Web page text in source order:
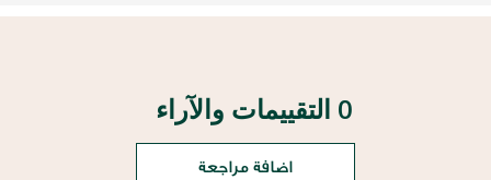
0 التقييمات والآراء
اضافة مراجعة